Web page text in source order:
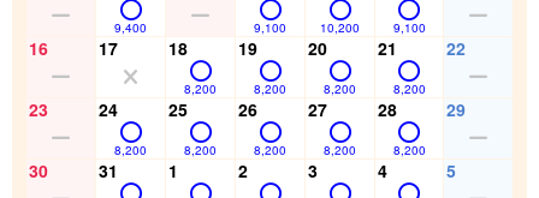
9,400 9,100 10,200 9,100
16 17 18
8,200
19
8,200
20
8,200
21
8,200
22
23 24
8,200
25
8,200
26
8,200
27
8,200
28
8,200
29
30 31 1 2 3 4 5